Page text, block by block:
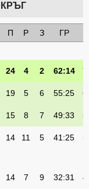
П Р З ГР
24 4 2 62:14
19 5 6 55:25
15 8 7 49:33
14 11 5 41:25
14 7 9 32:31